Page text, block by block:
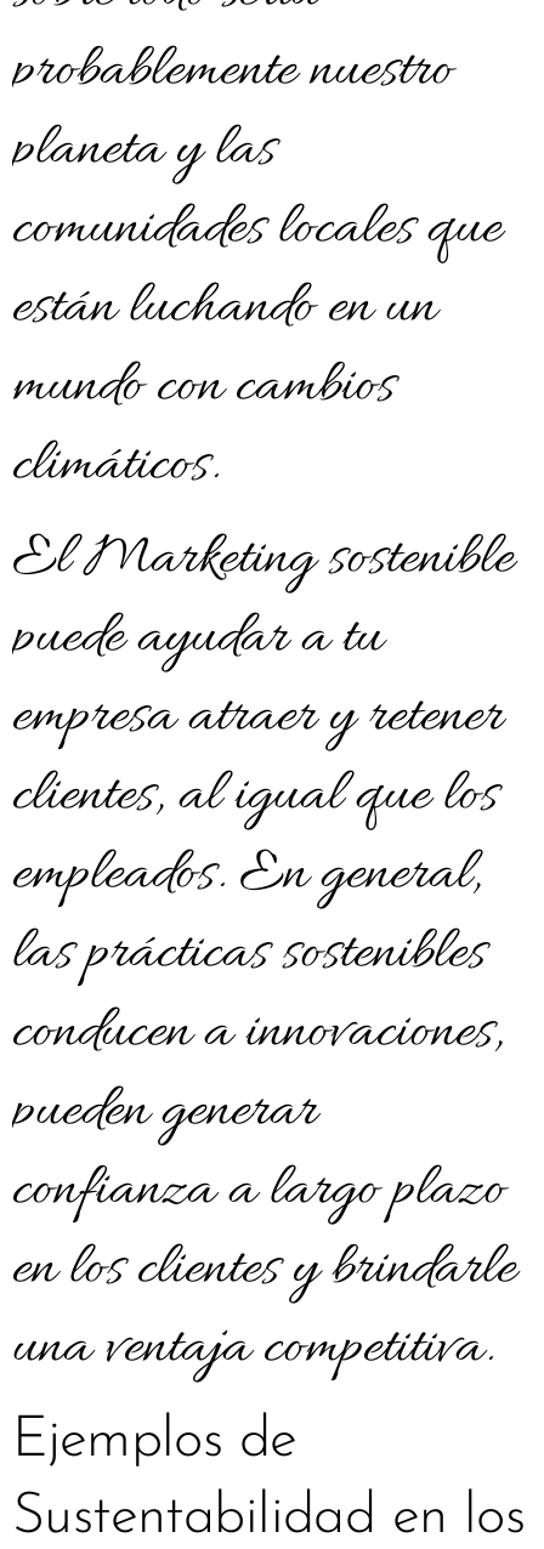
probablemente nuestro
planeta y las
comunidades locales que
están luchando en un
mundo con cambios
climáticos.
El Marketing sostenible
puede ayudar a tu
empresa atraer y retener
clientes, al igual que los
empleados. En general,
las prácticas sostenibles
conducen a innovaciones,
pueden generar
confianza a largo plazo
en los clientes y brindarle
una ventaja competitiva.
Ejemplos de
Sustentabilidad en los